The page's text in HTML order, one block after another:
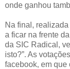
onde ganhou
Na final,
a ficar na frente
da SIC Radical,
isto?”. As
facebook, em